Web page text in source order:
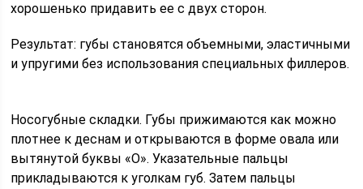
хорошенько придавить ее с двух сторон.
Результат: губы становятся объемными, эластичными
и упругими без использования специальных филлеров.
Носогубные складки. Губы прижимаются как можно
плотнее к деснам и открываются в форме овала или
вытянутой буквы «О». Указательные пальцы
прикладываются к уголкам губ. Затем пальцы